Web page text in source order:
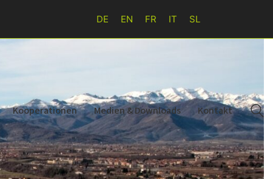
DE EN FR IT SL
Kooperationen Medien & Downloads Kontakt